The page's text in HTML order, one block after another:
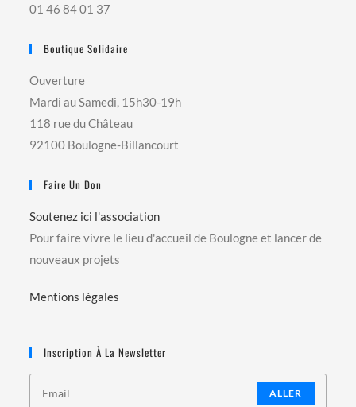
01 46 84 01 37
Boutique Solidaire
Ouverture
Mardi au Samedi, 15h30-19h
118 rue du Château
92100 Boulogne-Billancourt
Faire Un Don
Soutenez ici l'association
Pour faire vivre le lieu d'accueil de Boulogne et lancer de
nouveaux projets
Mentions légales
Inscription À La Newsletter
ALLER